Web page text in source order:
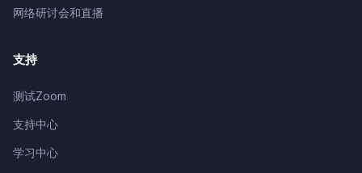
网络研讨会和直播
支持
测试Zoom
支持中心
学习中心